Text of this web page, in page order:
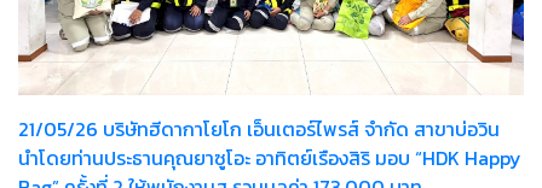
21/05/26 บริษัทฮีดากาโยโก เอ็นเตอร์ไพรส์ จำกัด สาขาบ่อวิน
นำโดยท่านประธานคุณยาซูโอะ อาทิตย์เรืองสิริ มอบ “HDK Happy